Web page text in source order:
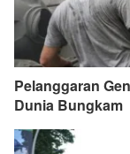
Pelanggaran
Dunia Bungkam